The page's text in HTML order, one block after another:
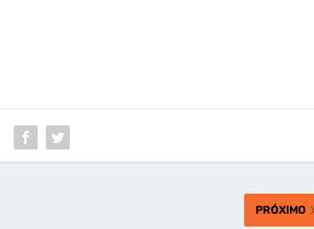
PRÓXIMO